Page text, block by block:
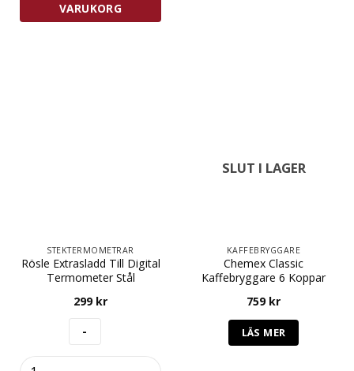
VARUKORG
STEKTERMOMETRAR
Rösle Extrasladd Till Digital
Termometer Stål
299 kr
SLUT I LAGER
KAFFEBRYGGARE
Chemex Classic
Kaffebryggare 6 Koppar
759 kr
LÄS MER